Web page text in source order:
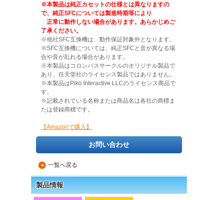
※本製品は純正カセットの仕様とは異なりますの
で、純正SFCについては製造時期等により
正常に動作しない場合があります。あらかじめご
了承ください。
※他社SFC互換機は、動作保証対象外となります。
※SFC互換機については、純正SFCと音が異なる場
合や音が乱れる場合があります。
※本製品はコロンバスサークルのオリジナル製品で
あり、任天堂社のライセンス製品ではありません。
※本製品はPiko Interactive LLCのライセンス商品で
す。
※記載されている名称または商品名は各社の商標ま
たは登録商標です。
【Amazonで購入】
お問い合わせ
▲ 一覧へ戻る
製品情報